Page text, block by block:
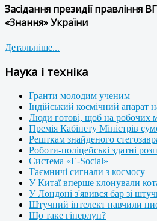
Засідання президії правління
«Знання» України
Детальніше...
Наука і техніка
Гранти молодим ученим
Індійський космічний апарат
Люди готові, щоб на робочих
Премія Кабінету Міністрів
Решткам знайденого
Роботи-поліцейські здатні
Система «E-Social»
Таємничі сигнали з космосу
У Китаї вперше клонували
У Лондоні з'явився бар зі
Штучний інтелект навчили
Що таке гіперлуп?